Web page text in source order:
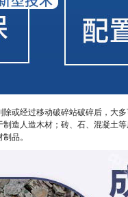
或经过移动破碎站破碎后，大
造人造木材；砖、石、混凝土
品。